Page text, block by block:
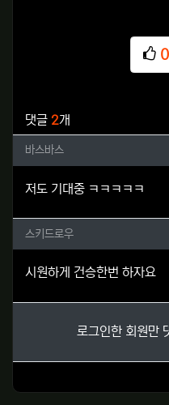
0
댓글 2개
바스바스님의 댓
바스바스
저도 기대중 ㅋㅋㅋㅋㅋ
스키드로우님의
스키드로우
시원하게 건승한번 하자요
로그인한 회원만